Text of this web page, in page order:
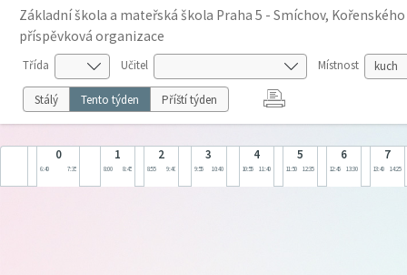
Základní škola a mateřská škola Praha 5 - Smíchov,
příspěvková organizace
Třída Učitel Místnost
Stálý Tento týden Příští týden
0
6:40 7:35
1
8:00 8:45
2
8:55 9:40
3
9:55 10:40
4
10:55 11:40
5
11:50 12:35
6
12:45 13:30
7
13:40 14:25